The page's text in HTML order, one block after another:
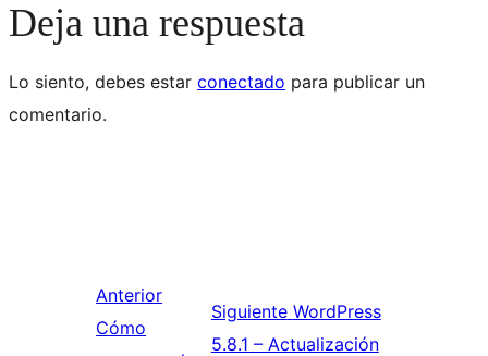
Deja una respuesta
Lo siento, debes estar conectado para publicar un
comentario.
Anterior
Cómo
Siguiente WordPress
5.8.1 – Actualización